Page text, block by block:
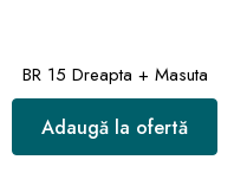
BR 15 Dreapta + Masuta
Adaugă la ofertă